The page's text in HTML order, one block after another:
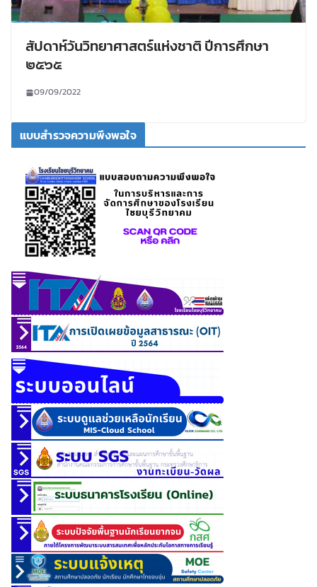
สัปดาห์วันวิทยาศาสตร์แห่งชาติ ปีการศึกษา
๒๕๖๕
09/09/2022
แบบสำรวจความพึงพอใจ